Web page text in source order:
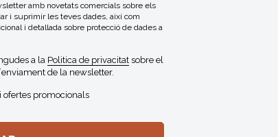
amb novetats comercials sobre els
i suprimir les teves dades, així com
i detallada sobre protecció de dades a
a la Politica de privacitatsobre el
de la newsletter.
promocionals